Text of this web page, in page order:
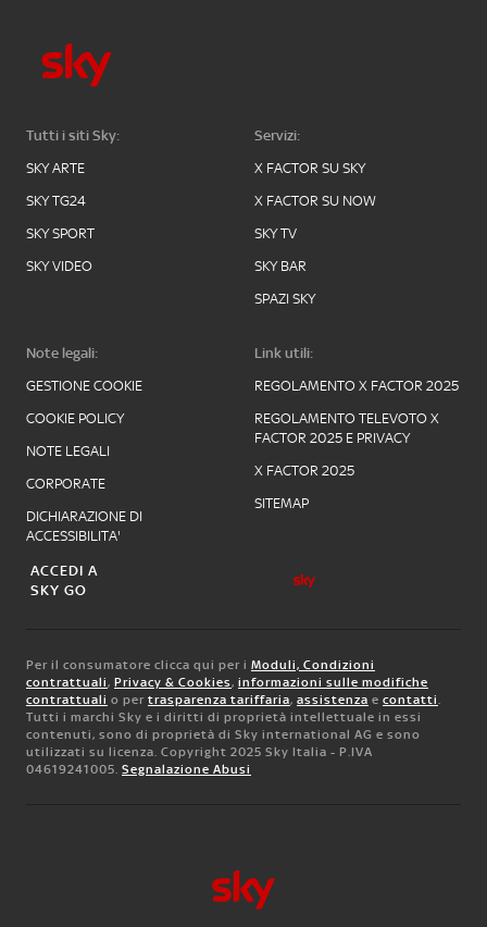
Tutti i siti Sky:
SKY ARTE
SKY TG24
SKY SPORT
SKY VIDEO
Servizi:
X FACTOR SU SKY
X FACTOR SU NOW
SKY TV
SKY BAR
SPAZI SKY
Note legali:
GESTIONE COOKIE
COOKIE POLICY
NOTE LEGALI
CORPORATE
DICHIARAZIONE DI
ACCESSIBILITA'
Link utili:
REGOLAMENTO X FACTOR 2025
REGOLAMENTO TELEVOTO X
FACTOR 2025 E PRIVACY
X FACTOR 2025
SITEMAP
ACCEDI A
SKY GO
Per il consumatore clicca qui per i Moduli, Condizioni
contrattuali, Privacy & Cookies, informazioni sulle modifiche
contrattuali o per trasparenza tariffaria, assistenza e contatti.
Tutti i marchi Sky e i diritti di proprietà intellettuale in essi
contenuti, sono di proprietà di Sky international AG e sono
utilizzati su licenza. Copyright 2025 Sky Italia - P.IVA
04619241005. Segnalazione Abusi